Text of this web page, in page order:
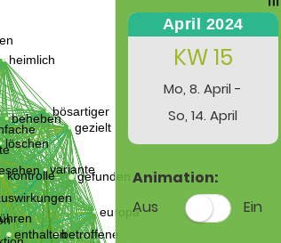
April 2024
KW 15
Mo, 8. April -
So, 14. April
Animation:
Aus
Ein